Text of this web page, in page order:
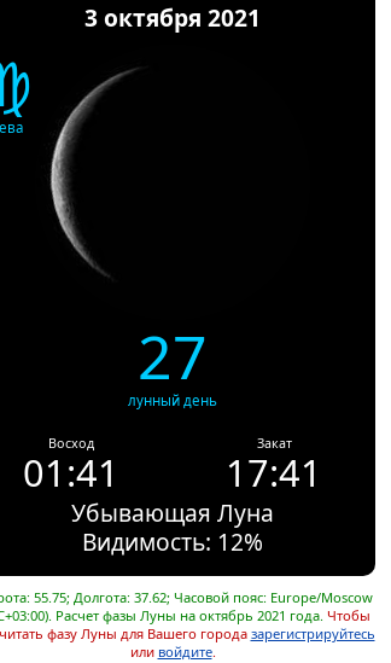
3 октября 2021
27
лунный день
Восход
01:41
Закат
17:41
Убывающая Луна
Видимость: 12%
55.75; Долгота: 37.62; Часовой пояс: Europe/Moscow
Расчет фазы Луны на октябрь 2021 года. Чтобы
фазу Луны для Вашего города зарегистрируйтесь
или войдите.